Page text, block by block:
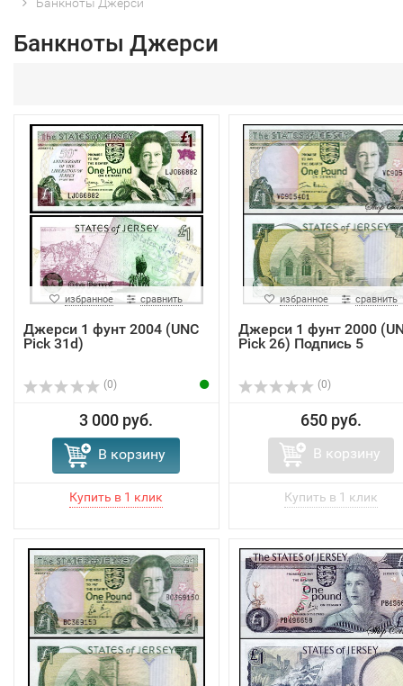
Банкноты Джерси
Банкноты Джерси
избранное сравнить
Джерси 1 фунт 2004 (UNC
Pick 31d)
(0)
3 000 руб.
В корзину
избранное сравнить
Джерси 1 фунт 2000
Pick 26) Подпись 5
(0)
650 руб.
В корзину